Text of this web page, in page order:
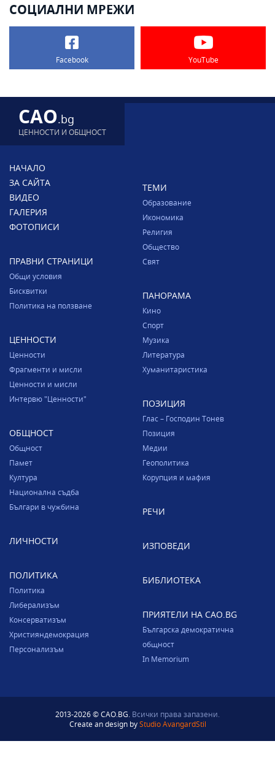
СОЦИАЛНИ МРЕЖИ
Facebook YouTube
CAO.bg
ЦЕННОСТИ И ОБЩНОСТ
НАЧАЛО
ЗА САЙТА
ВИДЕО
ГАЛЕРИЯ
ФОТОПИСИ
ПРАВНИ СТРАНИЦИ
Общи условия
Бисквитки
Политика на ползване
ЦЕННОСТИ
Ценности
Фрагменти и мисли
Ценности и мисли
Интервю "Ценности"
ОБЩНОСТ
Общност
Памет
Култура
Национална съдба
Българи в чужбина
ЛИЧНОСТИ
ПОЛИТИКА
Политика
Либерализъм
Консерватизъм
Християндемокрация
Персонализъм
ТЕМИ
Образование
Икономика
Религия
Общество
Свят
ПАНОРАМА
Кино
Спорт
Музика
Литература
Хуманитаристика
ПОЗИЦИЯ
Глас – Господин Тонев
Позиция
Медии
Геополитика
Корупция и мафия
РЕЧИ
ИЗПОВЕДИ
БИБЛИОТЕКА
ПРИЯТЕЛИ НА CAO.BG
Българска демократична
общност
In Memorium
2013-2026 © CAO.BG. Всички права запазени.
Create an design byStudio AvangardStil